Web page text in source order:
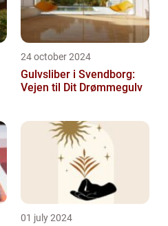
24 october 2024
Gulvsliber i Svendborg:
Vejen til Dit Drømmegulv
01 july 2024